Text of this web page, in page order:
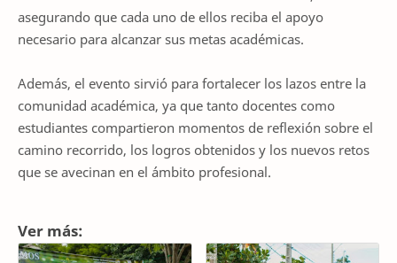
asegurando que cada uno de ellos reciba el apoyo
necesario para alcanzar sus metas académicas.
Además, el evento sirvió para fortalecer los lazos entre la
comunidad académica, ya que tanto docentes como
estudiantes compartieron momentos de reflexión sobre el
camino recorrido, los logros obtenidos y los nuevos retos
que se avecinan en el ámbito profesional.
Ver más: